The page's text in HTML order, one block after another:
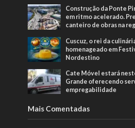
Construção da Ponte
em ritmo acelerado.
canteiro de obras na
Cuscuz, o rei da
homenageado em
Nordestino
Cate Móvel estará
Grande oferecendo
empregabilidade
Mais Comentadas